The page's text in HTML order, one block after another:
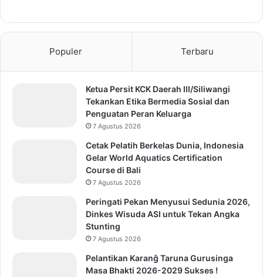
Populer Terbaru
Ketua Persit KCK Daerah III/Siliwangi
Tekankan Etika Bermedia Sosial dan
Penguatan Peran Keluarga
7 Agustus 2026
Cetak Pelatih Berkelas Dunia, Indonesia
Gelar World Aquatics Certification
Course di Bali
7 Agustus 2026
Peringati Pekan Menyusui Sedunia 2026,
Dinkes Wisuda ASI untuk Tekan Angka
Stunting
7 Agustus 2026
Pelantikan Karanĝ Taruna Gurusinga
Masa Bhakti 2026-2029 Sukses !